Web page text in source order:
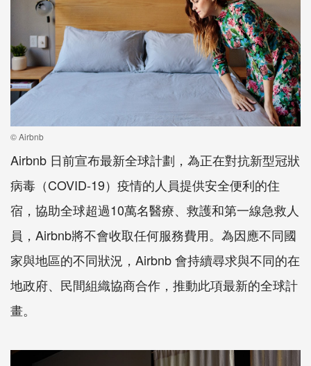
© Airbnb
Airbnb 日前宣布最新全球計劃，為正在對抗新型冠狀
病毒（COVID-19）疫情的人員提供安全便利的住
宿，協助全球超過10萬名醫療、救護和第一線急救人
員，Airbnb將不會收取任何服務費用。為因應不同國
家與地區的不同狀況，Airbnb 會持續尋求與不同的在
地政府、民間組織協商合作，推動此項最新的全球計
畫。